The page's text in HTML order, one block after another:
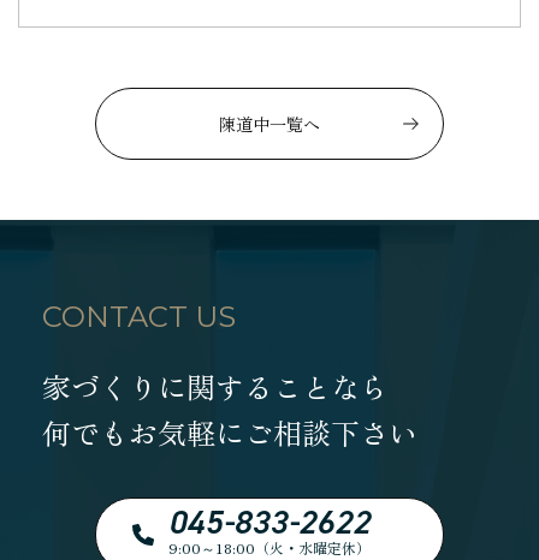
陳道中一覧へ
CONTACT US
家づくりに関することなら
何でもお気軽にご相談下さい
045-833-2622
9:00～18:00（火・水曜定休）